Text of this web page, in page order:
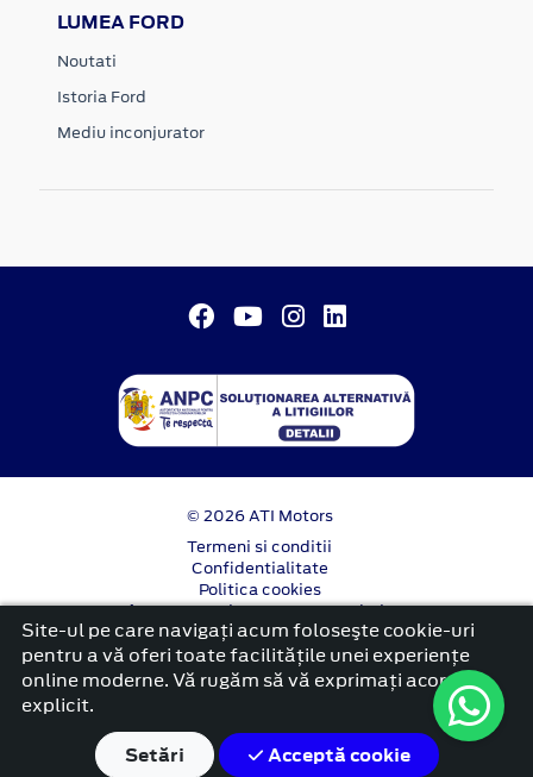
LUMEA FORD
Noutati
Istoria Ford
Mediu inconjurator
© 2026 ATI Motors
Termeni si conditii
Confidentialitate
Politica cookies
Anunț începere proiect ”PNRR. Fonduri pentru
România modernă și reformată”.
platformă dezvoltată de Workleto
Site-ul pe care navigați acum foloseşte cookie-uri
pentru a vă oferi toate facilitățile unei experiențe
online moderne. Vă rugăm să vă exprimați acordul
explicit.
Setări
Acceptă cookie